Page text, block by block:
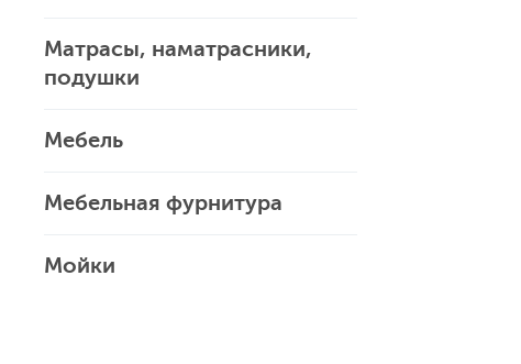
Матрасы, наматрасники,
подушки
Мебель
Мебельная фурнитура
Мойки